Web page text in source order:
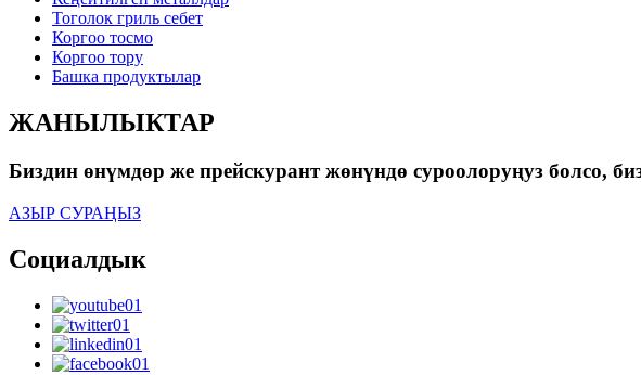
Тоголок гриль себет
Коргоо тосмо
Коргоо тору
Башка продуктылар
ЖАНЫЛЫКТАР
Биздин өнүмдөр же прейскурант жөнүндө суроолоруңуз болсо,
АЗЫР СУРАҢЫЗ
Социалдык